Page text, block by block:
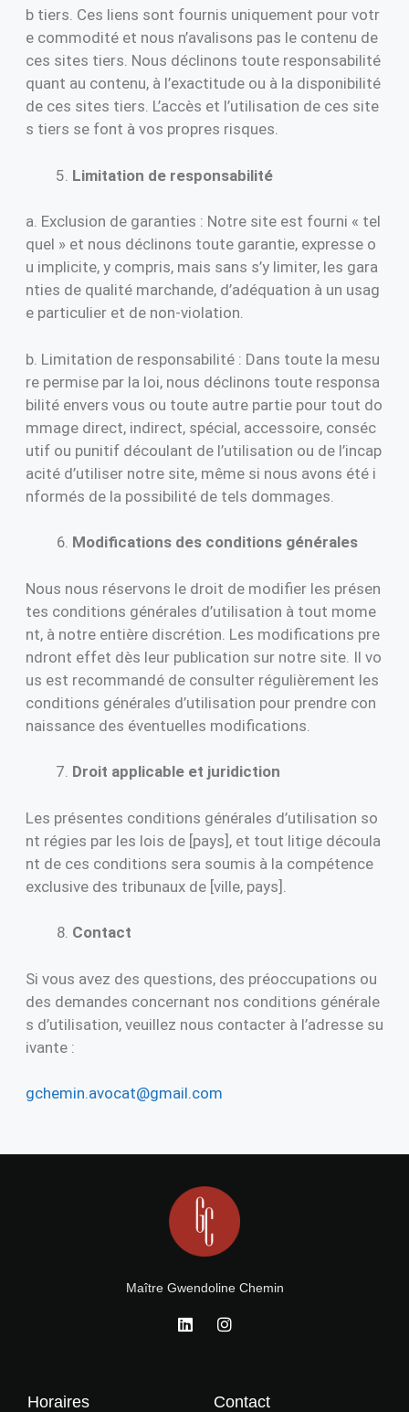
b tiers. Ces liens sont fournis uniquement pour votr
e commodité et nous n’avalisons pas le contenu de
ces sites tiers. Nous déclinons toute responsabilité
quant au contenu, à l’exactitude ou à la disponibilité
de ces sites tiers. L’accès et l’utilisation de ces site
s tiers se font à vos propres risques.
Limitation de responsabilité
a. Exclusion de garanties : Notre site est fourni « tel
quel » et nous déclinons toute garantie, expresse o
u implicite, y compris, mais sans s’y limiter, les gara
nties de qualité marchande, d’adéquation à un usag
e particulier et de non-violation.
b. Limitation de responsabilité : Dans toute la mesu
re permise par la loi, nous déclinons toute responsa
bilité envers vous ou toute autre partie pour tout do
mmage direct, indirect, spécial, accessoire, conséc
utif ou punitif découlant de l’utilisation ou de l’incap
acité d’utiliser notre site, même si nous avons été i
nformés de la possibilité de tels dommages.
Modifications des conditions générales
Nous nous réservons le droit de modifier les présen
tes conditions générales d’utilisation à tout mome
nt, à notre entière discrétion. Les modifications pre
ndront effet dès leur publication sur notre site. Il vo
us est recommandé de consulter régulièrement les
conditions générales d’utilisation pour prendre con
naissance des éventuelles modifications.
Droit applicable et juridiction
Les présentes conditions générales d’utilisation so
nt régies par les lois de [pays], et tout litige découla
nt de ces conditions sera soumis à la compétence
exclusive des tribunaux de [ville, pays].
Contact
Si vous avez des questions, des préoccupations ou
des demandes concernant nos conditions générale
s d’utilisation, veuillez nous contacter à l’adresse su
ivante :
gchemin.avocat@gmail.com
Maître Gwendoline Chemin
Horaires Contact